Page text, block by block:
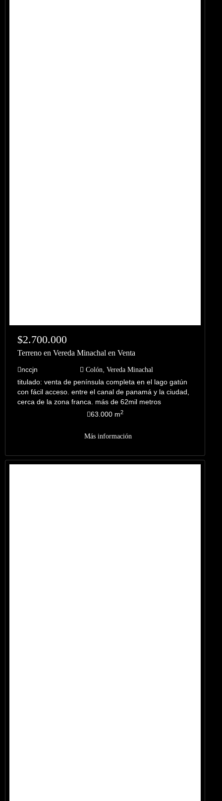
$2.700.000
Terreno en Vereda Minachal en Venta
nccjn Colón Vereda Minachal
titulado: venta de península completa en el lago gatún
con fácil acceso. entre el canal de panamá y la ciudad,
cerca de la zona franca.
más de 62mil metros
cuadrado, perfecto para un proyecto habitacional,
63.000 m2
Más información